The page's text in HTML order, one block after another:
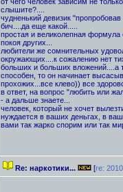
слышите?....
чудненький девизик
бич....да еще какой.....
простая и великолепная
покоя других...
любители же сомнительных
окружающих....к сожалению нет
больших и больших вложений....а
способен, то он начинает
прохожих...все клево)) все
в ответ, на вопрос "любить или
- а дальше знаете...
человек, который не хочет
нуждается в ваших деньгах, в
вами так жарко спорим или так
Re: наркотики... [re: 2010